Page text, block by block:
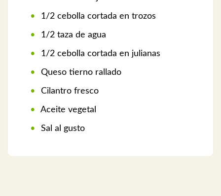
1/2 cebolla cortada en trozos
1/2 taza de agua
1/2 cebolla cortada en julianas
Queso tierno rallado
Cilantro fresco
Aceite vegetal
Sal al gusto